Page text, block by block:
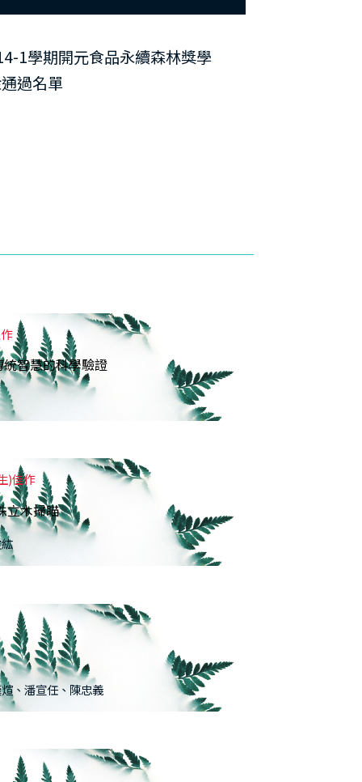
1學期開元食品永續森林獎學
過名單
智慧的科學驗證
)佳作
立木掃瞄
、潘宣任、陳忠義